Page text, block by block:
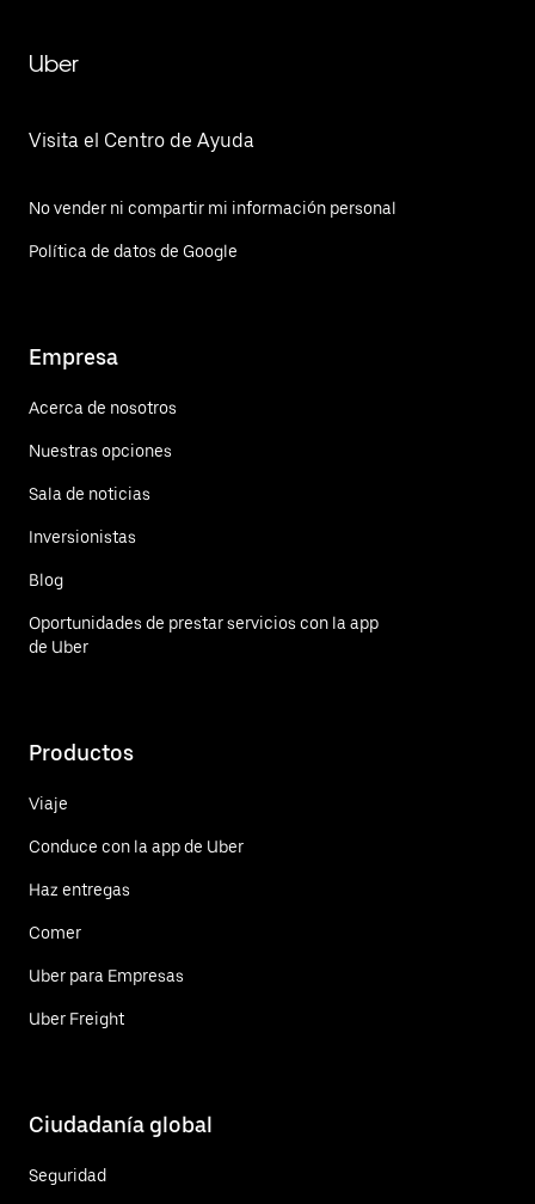
Uber
Visita el Centro de Ayuda
No vender ni compartir mi información personal
Política de datos de Google
Empresa
Acerca de nosotros
Nuestras opciones
Sala de noticias
Inversionistas
Blog
Oportunidades de prestar servicios con la app
de Uber
Productos
Viaje
Conduce con la app de Uber
Haz entregas
Comer
Uber para Empresas
Uber Freight
Ciudadanía global
Seguridad